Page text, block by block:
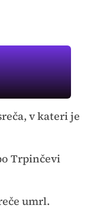
v kateri je
Trpinčevi
umrl.
MOJ PRIJATELJ